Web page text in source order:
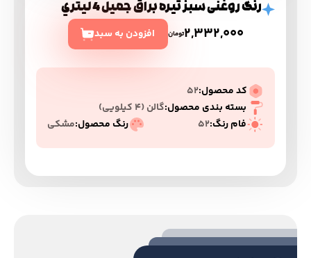
رنگ روغنی سبز تيره براق جميل 4 ليتري
2,332,000تومان افزودن به سبد
کد محصول:52
بسته بندی محصول:گالن (۴ کیلویی)
فام رنگ:52 رنگ محصول:مشکی